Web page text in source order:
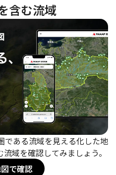
含む流域
である流域を見える化した地
域を確認してみましょう。
で確認